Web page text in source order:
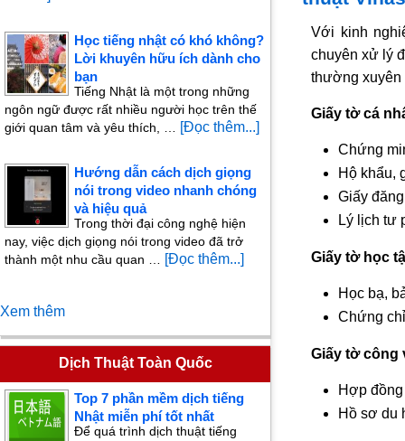
Với kinh
chuyên xử lý
thường xuyên
Giấy tờ cá
Chứng
Hộ khẩu,
Giấy
Lý lịch tư
Giấy tờ học
Học bạ,
Chứng
Giấy tờ công
Hợp
Hồ sơ du
Học tiếng nhật có khó không?
Lời khuyên hữu ích dành cho
bạn
Tiếng Nhật là một trong những
ngôn ngữ được rất nhiều người học trên thế
giới quan tâm và yêu thích, …
[Đọc thêm...]
Hướng dẫn cách dịch giọng
nói trong video nhanh chóng
và hiệu quả
Trong thời đại công nghệ hiện
nay, việc dịch giọng nói trong video đã trở
thành một nhu cầu quan …
[Đọc thêm...]
Xem thêm
Dịch Thuật Toàn Quốc
Top 7 phần mềm dịch tiếng
Nhật miễn phí tốt nhất
Để quá trình dịch thuật tiếng